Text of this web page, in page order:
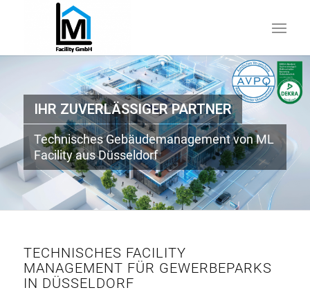
IHR ZUVERLÄSSIGER PARTNER
Technisches Gebäudemanagement von ML
Facility aus Düsseldorf
TECHNISCHES FACILITY
MANAGEMENT FÜR GEWERBEPARKS
IN DÜSSELDORF